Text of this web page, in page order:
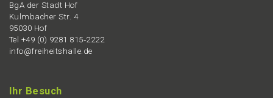
BgA der Stadt Hof
Kulmba­cher Str. 4
95030 Hof
Tel +49 (0) 9281 815‑2222
info@freiheitshalle.de
Ihr Besuch